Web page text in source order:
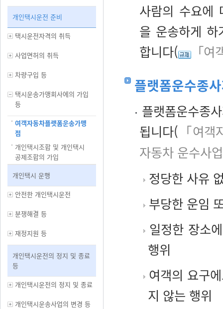
개인택시운전 준비
택시운전자격의 취득
사업면허의 취득
차량구입 등
택시운송가맹회사에의 가입
등
여객자동차플랫폼운송가맹
점
개인택시조합 및 개인택시
공제조합의 가입
개인택시 운행
안전한 개인택시운전
분쟁해결 등
재정지원 등
개인택시운전의 정지 및 종료
등
개인택시운전의 정지 및 종료
개인택시운송사업의 변경 등
사람의 수요에
을 운송하게 하
합니다(
「
플랫폼운수종
플랫폼운수종
됩니다( 「여
자동차 운수사
정당한 사유
부당한 운임
일정한 장소
행위
여객의 요구
지 않는 행위